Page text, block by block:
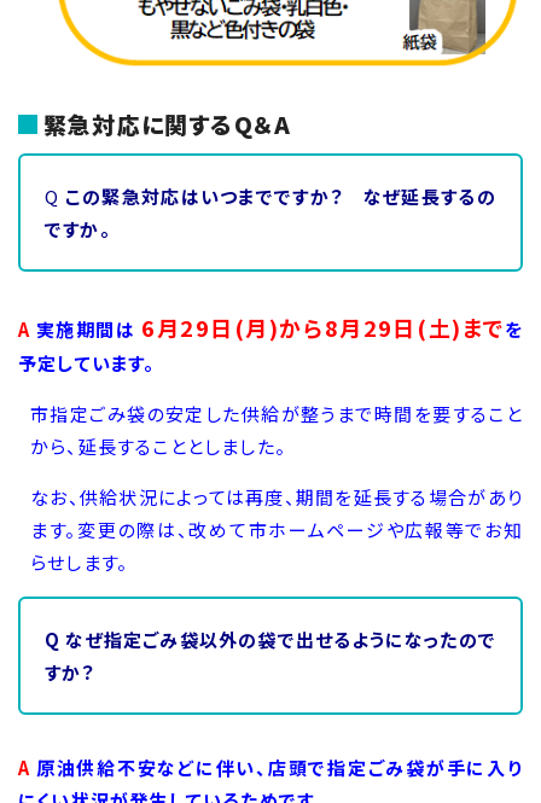
緊急対応に関するQ＆A
Q この緊急対応はいつまでですか？ なぜ延長するの
ですか。
A 実施期間は 6月29日(月)から8月29日(土)までを
予定しています。
市指定ごみ袋の安定した供給が整うまで時間を要すること
から、延長することとしました。
なお、供給状況によっては再度、期間を延長する場合があり
ます。変更の際は、改めて市ホームページや広報等でお知
らせします。
Q なぜ指定ごみ袋以外の袋で出せるようになったので
すか？
A 原油供給不安などに伴い、店頭で指定ごみ袋が手に入り